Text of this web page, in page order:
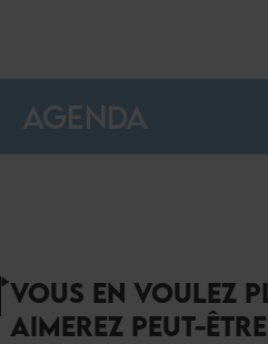
AGENDA
VOUS EN VOULEZ
AIMEREZ PEUT-ÊTRE